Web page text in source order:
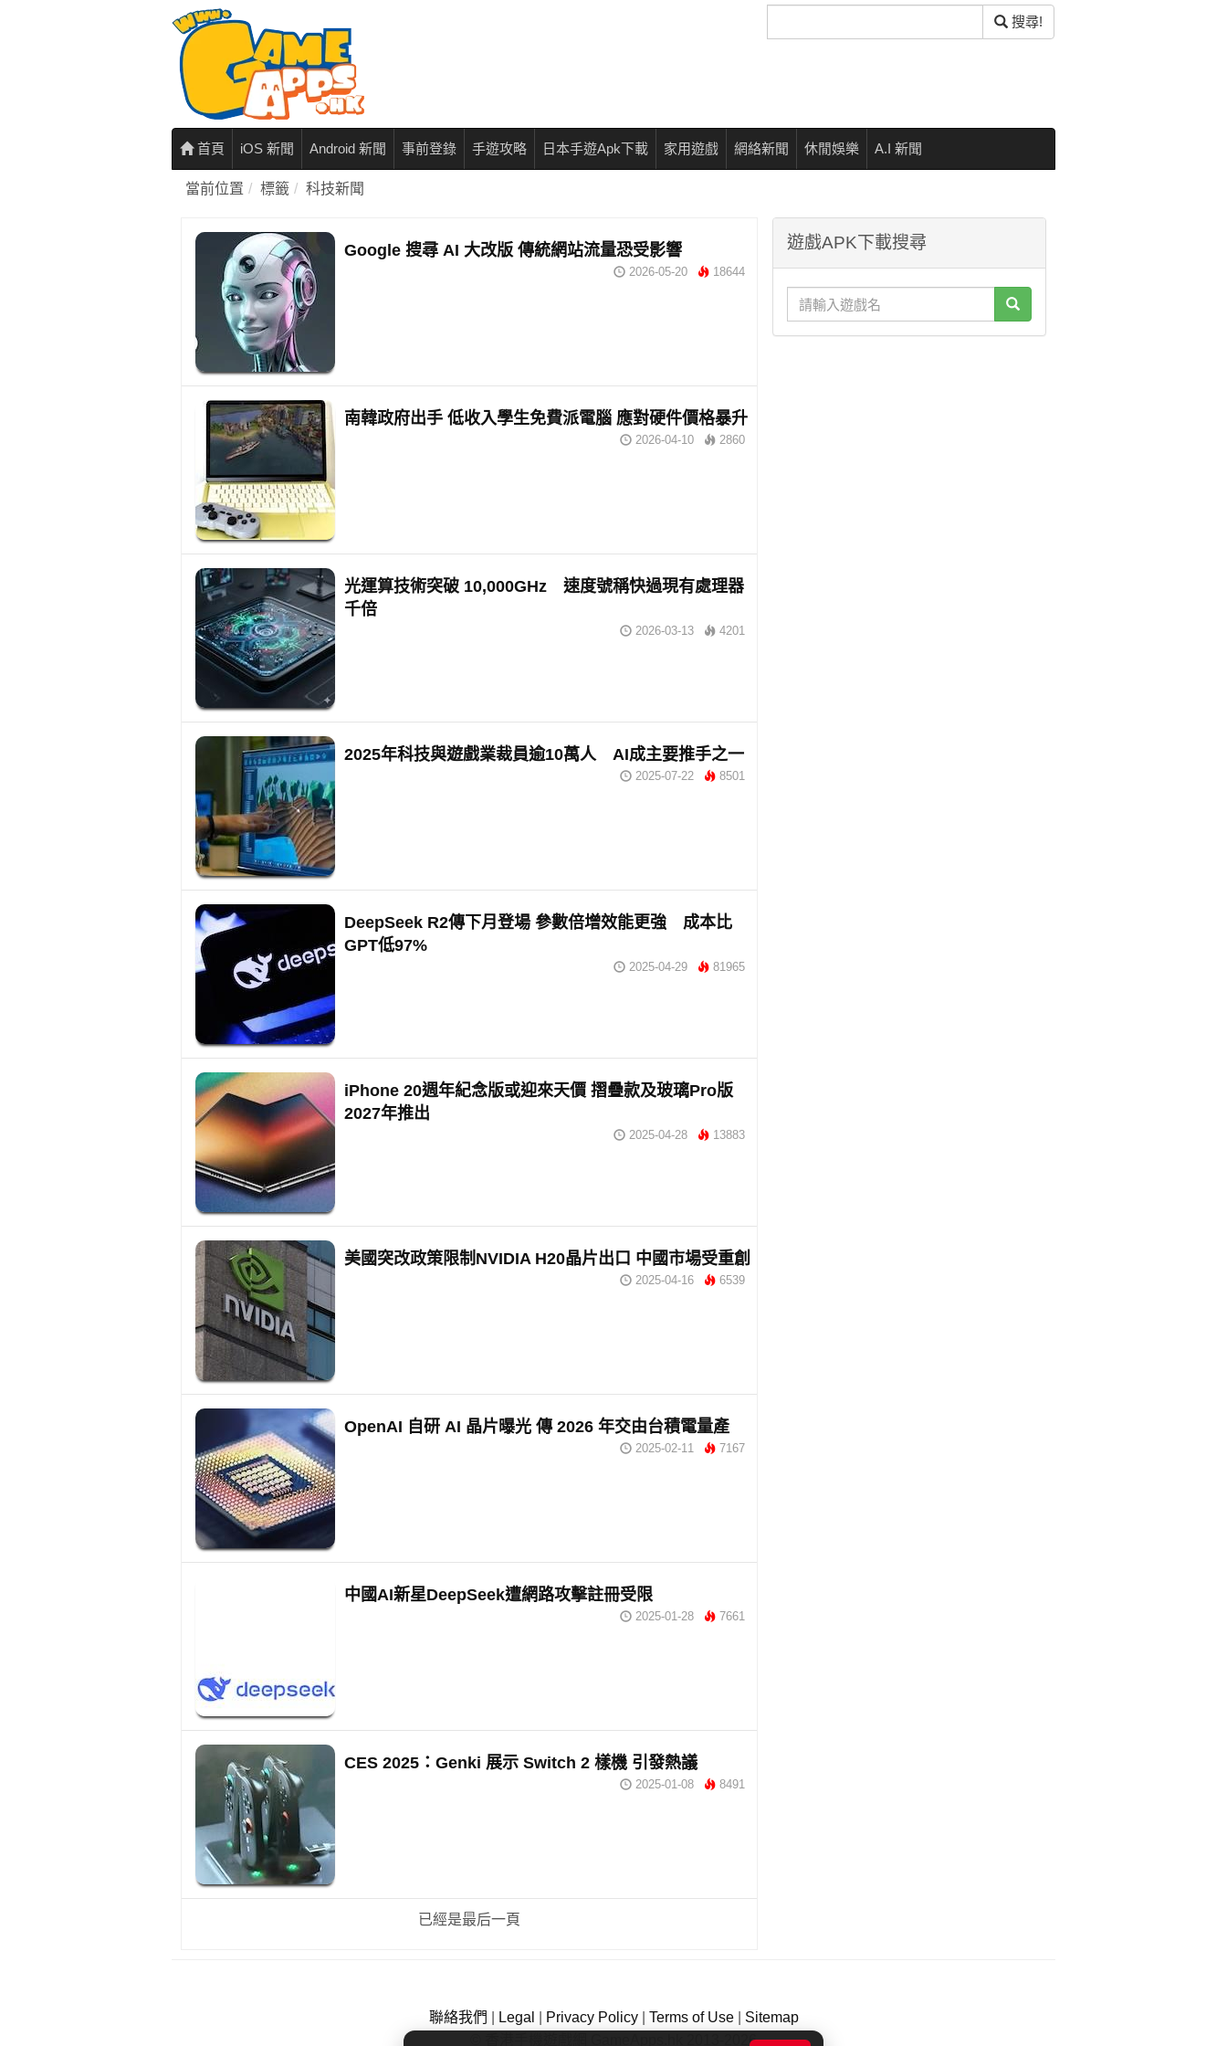
尋
搜尋!
首頁 iOS 新聞 Android 新聞 事前登錄 手遊攻略 日本手遊Apk下載 家用遊戲 網絡新聞 休閒娛樂 A.I 新聞
當前位置 標籤 科技新聞
Google 搜尋 AI 大改版 傳統網站流量恐受影響
2026-05-20 18644
南韓政府出手 低收入學生免費派電腦 應對硬件價格暴升
2026-04-10 2860
光運算技術突破 10,000GHz 速度號稱快過現有處理器
千倍
2026-03-13 4201
2025年科技與遊戲業裁員逾10萬人 AI成主要推手之一
2025-07-22 8501
DeepSeek R2傳下月登場 參數倍增效能更強 成本比
GPT低97%
2025-04-29 81965
iPhone 20週年紀念版或迎來天價 摺疊款及玻璃Pro版
2027年推出
2025-04-28 13883
美國突改政策限制NVIDIA H20晶片出口 中國市場受重創
2025-04-16 6539
OpenAI 自研 AI 晶片曝光 傳 2026 年交由台積電量產
2025-02-11 7167
中國AI新星DeepSeek遭網路攻擊註冊受限
2025-01-28 7661
CES 2025：Genki 展示 Switch 2 樣機 引發熱議
2025-01-08 8491
已經是最后一頁
遊戲APK下載搜尋
聯絡我們 Legal Privacy Policy| Terms of Use| Sitemap
© 香港手機遊戲網 GameApps.hk 2013-2026